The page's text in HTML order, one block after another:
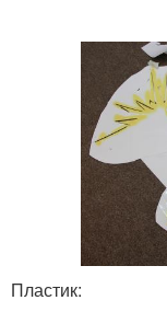
Пластик: